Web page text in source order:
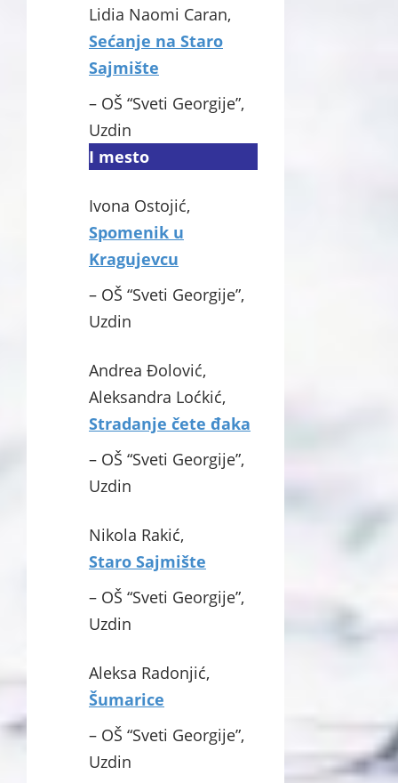
Lidia Naomi Caran,
Sećanje na Staro
Sajmište
– OŠ “Sveti Georgije”,
Uzdin
I mesto
Ivona Ostojić,
Spomenik u
Kragujevcu
– OŠ “Sveti Georgije”,
Uzdin
Andrea Đolović,
Aleksandra Loćkić,
Stradanje čete đaka
– OŠ “Sveti Georgije”,
Uzdin
Nikola Rakić,
Staro Sajmište
– OŠ “Sveti Georgije”,
Uzdin
Aleksa Radonjić,
Šumarice
– OŠ “Sveti Georgije”,
Uzdin